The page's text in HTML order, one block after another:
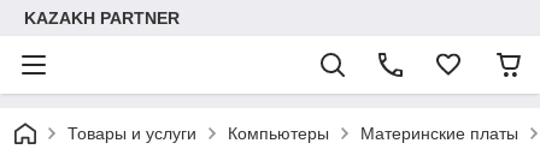
KAZAKH PARTNER
Товары и услуги Компьютеры Материнские платы